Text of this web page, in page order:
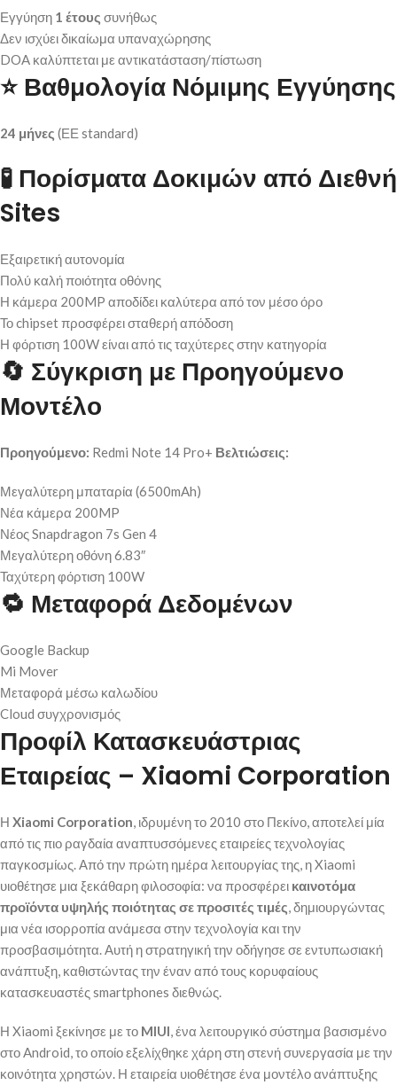
Εγγύηση 1 έτους συνήθως
Δεν ισχύει δικαίωμα υπαναχώρησης
DOA καλύπτεται με αντικατάσταση/πίστωση
⭐ Βαθμολογία Νόμιμης Εγγύησης
24 μήνες (ΕΕ standard)
🧪 Πορίσματα Δοκιμών από Διεθνή
Sites
Εξαιρετική αυτονομία
Πολύ καλή ποιότητα οθόνης
Η κάμερα 200MP αποδίδει καλύτερα από τον μέσο όρο
Το chipset προσφέρει σταθερή απόδοση
Η φόρτιση 100W είναι από τις ταχύτερες στην κατηγορία
🔄 Σύγκριση με Προηγούμενο
Μοντέλο
Προηγούμενο: Redmi Note 14 Pro+ Βελτιώσεις:
Μεγαλύτερη μπαταρία (6500mAh)
Νέα κάμερα 200MP
Νέος Snapdragon 7s Gen 4
Μεγαλύτερη οθόνη 6.83″
Ταχύτερη φόρτιση 100W
🔁 Μεταφορά Δεδομένων
Google Backup
Mi Mover
Μεταφορά μέσω καλωδίου
Cloud συγχρονισμός
Προφίλ Κατασκευάστριας
Εταιρείας – Xiaomi Corporation
Η Xiaomi Corporation, ιδρυμένη το 2010 στο Πεκίνο, αποτελεί μία
από τις πιο ραγδαία αναπτυσσόμενες εταιρείες τεχνολογίας
παγκοσμίως. Από την πρώτη ημέρα λειτουργίας της, η Xiaomi
υιοθέτησε μια ξεκάθαρη φιλοσοφία: να προσφέρει καινοτόμα
προϊόντα υψηλής ποιότητας σε προσιτές τιμές, δημιουργώντας
μια νέα ισορροπία ανάμεσα στην τεχνολογία και την
προσβασιμότητα. Αυτή η στρατηγική την οδήγησε σε εντυπωσιακή
ανάπτυξη, καθιστώντας την έναν από τους κορυφαίους
κατασκευαστές smartphones διεθνώς.
Η Xiaomi ξεκίνησε με το MIUI, ένα λειτουργικό σύστημα βασισμένο
στο Android, το οποίο εξελίχθηκε χάρη στη στενή συνεργασία με την
κοινότητα χρηστών. Η εταιρεία υιοθέτησε ένα μοντέλο ανάπτυξης